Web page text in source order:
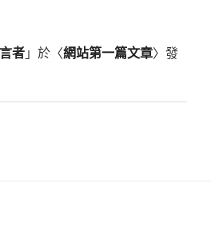
者」於〈網站第一篇文章〉發